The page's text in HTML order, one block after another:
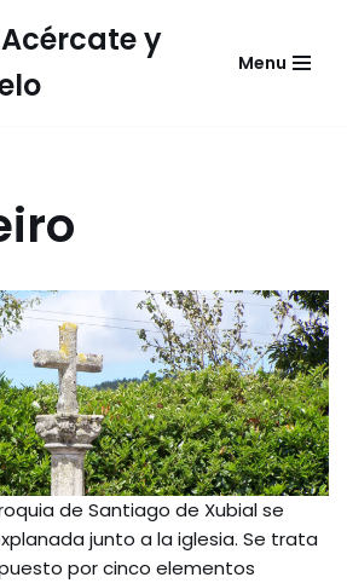
y
Menu
de Santiago de Xubial se
junto a la iglesia. Se trata
por cinco elementos